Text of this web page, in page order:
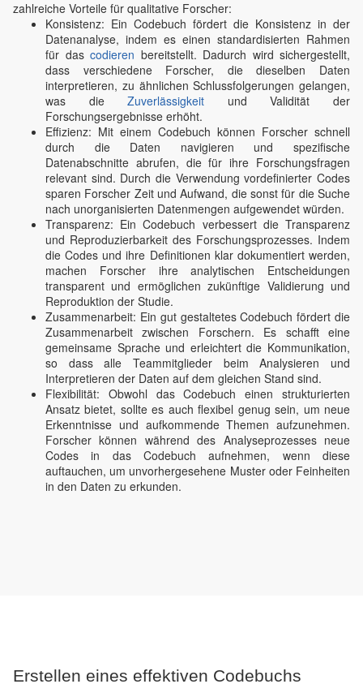
zahlreiche Vorteile für qualitative Forscher:
Konsistenz: Ein Codebuch fördert die Konsistenz in der
Datenanalyse, indem es einen standardisierten Rahmen
für das codieren bereitstellt. Dadurch wird sichergestellt,
dass verschiedene Forscher, die dieselben Daten
interpretieren, zu ähnlichen Schlussfolgerungen gelangen,
was dieZuverlässigkeit und Validität der
Forschungsergebnisse erhöht.
Effizienz: Mit einem Codebuch können Forscher schnell
durch die Daten navigieren und spezifische
Datenabschnitte abrufen, die für ihre Forschungsfragen
relevant sind. Durch die Verwendung vordefinierter Codes
sparen Forscher Zeit und Aufwand, die sonst für die Suche
nach unorganisierten Datenmengen aufgewendet würden.
Transparenz: Ein Codebuch verbessert die Transparenz
und Reproduzierbarkeit des Forschungsprozesses. Indem
die Codes und ihre Definitionen klar dokumentiert werden,
machen Forscher ihre analytischen Entscheidungen
transparent und ermöglichen zukünftige Validierung und
Reproduktion der Studie.
Zusammenarbeit: Ein gut gestaltetes Codebuch fördert die
Zusammenarbeit zwischen Forschern. Es schafft eine
gemeinsame Sprache und erleichtert die Kommunikation,
so dass alle Teammitglieder beim Analysieren und
Interpretieren der Daten auf dem gleichen Stand sind.
Flexibilität: Obwohl das Codebuch einen strukturierten
Ansatz bietet, sollte es auch flexibel genug sein, um neue
Erkenntnisse und aufkommende Themen aufzunehmen.
Forscher können während des Analyseprozesses neue
Codes in das Codebuch aufnehmen, wenn diese
auftauchen, um unvorhergesehene Muster oder Feinheiten
in den Daten zu erkunden.
Erstellen eines effektiven Codebuchs